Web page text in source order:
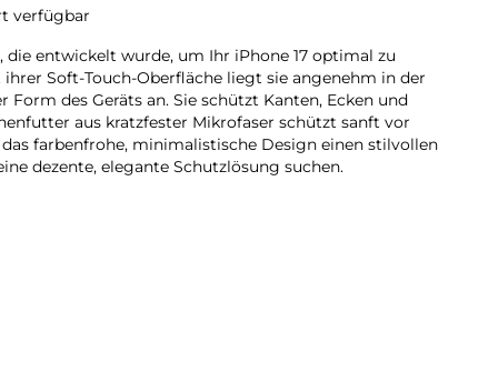
verfügbar
die entwickelt wurde, um Ihr iPhone 17 optimal zu
Soft-Touch-Oberfläche liegt sie angenehm in der
Form des Geräts an. Sie schützt Kanten, Ecken und
aus kratzfester Mikrofaser schützt sanft vor
farbenfrohe, minimalistische Design einen stilvollen
dezente, elegante Schutzlösung suchen.